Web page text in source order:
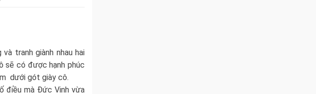
tranh giành nhau hai
sẽ có được hạnh phúc
dưới gót giày cô.
điều mà Đức Vinh vừa